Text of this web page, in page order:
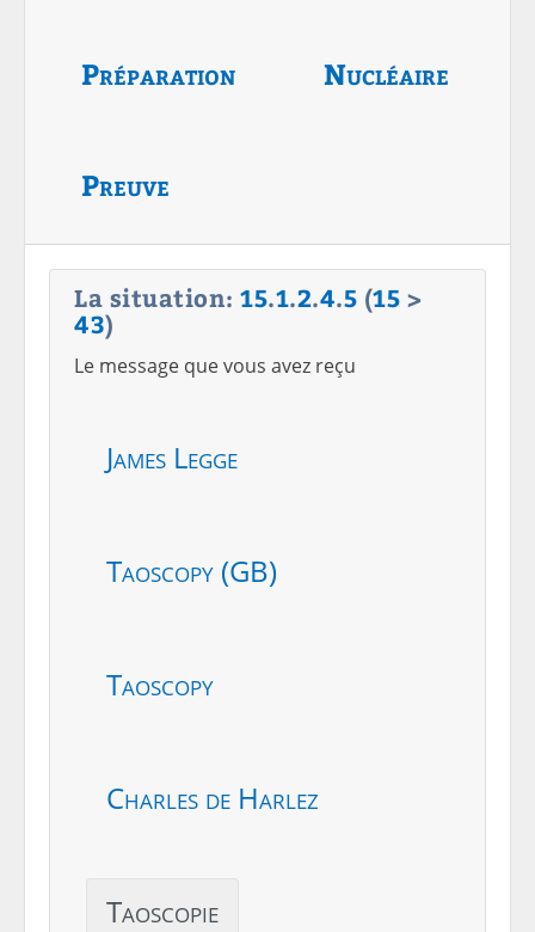
Préparation Nucléaire
Preuve
La situation: 15.1.2.4.5 (15 >
43)
Le message que vous avez reçu
James Legge
Taoscopy (GB)
Taoscopy
Charles de Harlez
Taoscopie